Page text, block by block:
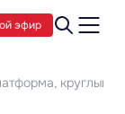
эфир
круглый